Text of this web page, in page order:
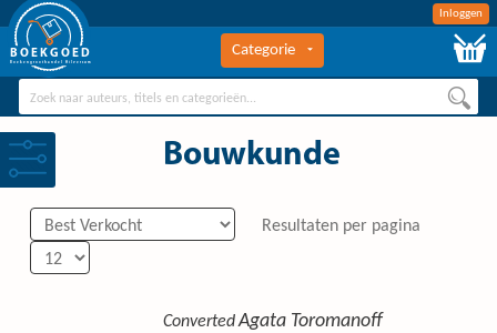
Inloggen
BOEKGOED
Boekengroothandel Hilversum
Categorie
Bouwkunde
Resultaten per pagina
ConvertedAgata Toromanoff